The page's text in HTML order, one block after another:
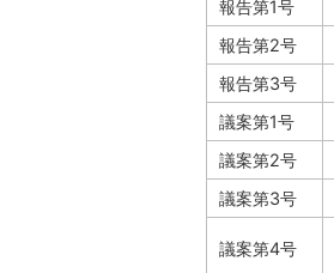
報告第1号
報告第2号
報告第3号
議案第1号
議案第2号
議案第3号
議案第4号